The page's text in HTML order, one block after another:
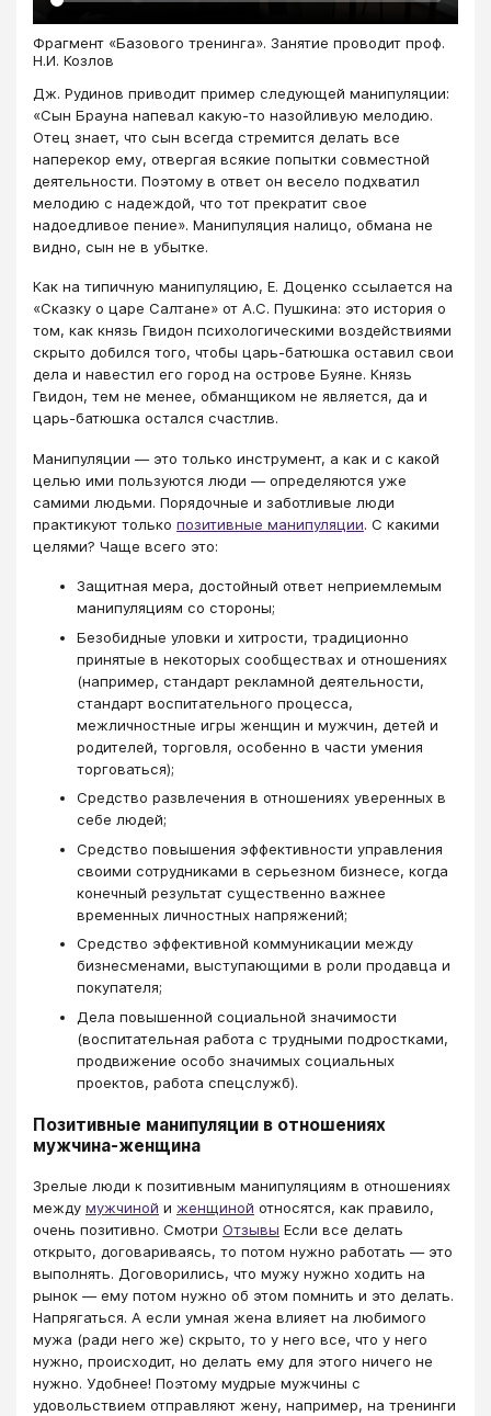
Фрагмент «Базового тренинга». Занятие проводит проф.
Н.И. Козлов
Дж. Рудинов приводит пример следующей манипуляции:
«Сын Брауна напевал какую-то назойливую мелодию.
Отец знает, что сын всегда стремится делать все
наперекор ему, отвергая всякие попытки совместной
деятельности. Поэтому в ответ он весело подхватил
мелодию с надеждой, что тот прекратит свое
надоедливое пение». Манипуляция налицо, обмана не
видно, сын не в убытке.
Как на типичную манипуляцию, Е. Доценко ссылается на
«Сказку о царе Салтане» от А.С. Пушкина: это история о
том, как князь Гвидон психологическими воздействиями
скрыто добился того, чтобы царь-батюшка оставил свои
дела и навестил его город на острове Буяне. Князь
Гвидон, тем не менее, обманщиком не является, да и
царь-батюшка остался счастлив.
Манипуляции — это только инструмент, а как и с какой
целью ими пользуются люди — определяются уже
самими людьми. Порядочные и заботливые люди
практикуют только позитивные манипуляции. С какими
целями? Чаще всего это:
Защитная мера, достойный ответ неприемлемым
манипуляциям со стороны;
Безобидные уловки и хитрости, традиционно
принятые в некоторых сообществах и отношениях
(например, стандарт рекламной деятельности,
стандарт воспитательного процесса,
межличностные игры женщин и мужчин, детей и
родителей, торговля, особенно в части умения
торговаться);
Средство развлечения в отношениях уверенных в
себе людей;
Средство повышения эффективности управления
своими сотрудниками в серьезном бизнесе, когда
конечный результат существенно важнее
временных личностных напряжений;
Средство эффективной коммуникации между
бизнесменами, выступающими в роли продавца и
покупателя;
Дела повышенной социальной значимости
(воспитательная работа с трудными подростками,
продвижение особо значимых социальных
проектов, работа спецслужб).
Позитивные манипуляции в отношениях
мужчина-женщина
Зрелые люди к позитивным манипуляциям в отношениях
между мужчиной и женщиной относятся, как правило,
очень позитивно. Смотри Отзывы Если все делать
открыто, договариваясь, то потом нужно работать — это
выполнять. Договорились, что мужу нужно ходить на
рынок — ему потом нужно об этом помнить и это делать.
Напрягаться. А если умная жена влияет на любимого
мужа (ради него же) скрыто, то у него все, что у него
нужно, происходит, но делать ему для этого ничего не
нужно. Удобнее! Поэтому мудрые мужчины с
удовольствием отправляют жену, например, на тренинги